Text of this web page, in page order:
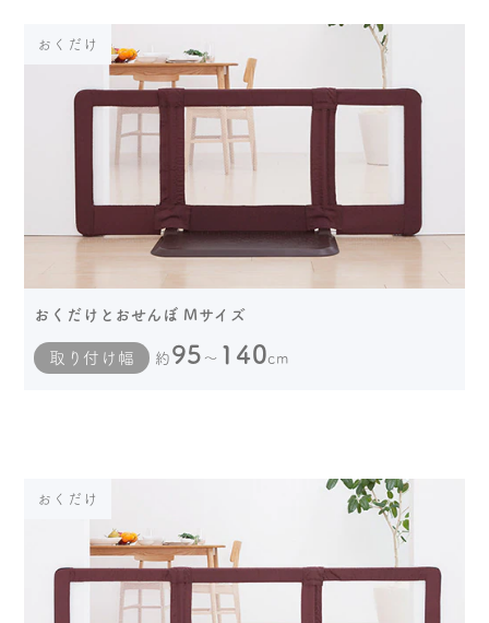
おくだけ
おくだけとおせんぼ Mサイズ
取り付け幅 約 95 ～ 140cm
おくだけ